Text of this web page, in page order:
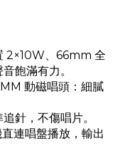
2×10W、66mm 全
飽滿有力。
動磁唱頭：細膩
針，不傷唱片。
連唱盤播放，輸出